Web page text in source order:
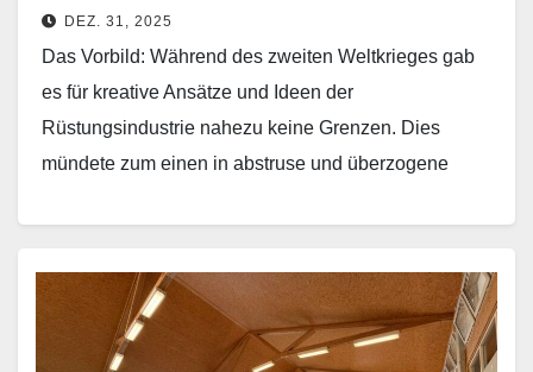
DEZ. 31, 2025
Das Vorbild: Während des zweiten Weltkrieges gab
es für kreative Ansätze und Ideen der
Rüstungsindustrie nahezu keine Grenzen. Dies
mündete zum einen in abstruse und überzogene